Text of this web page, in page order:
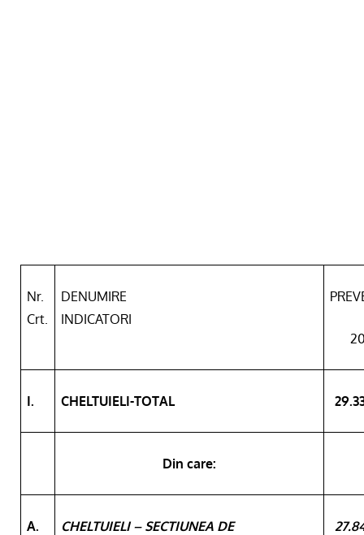
Nr.
Crt.
DENUMIRE
INDICATORI
I. CHELTUIELI-TOTAL
Din care:
A.
CHELTUIELI – SECTIUNEA DE